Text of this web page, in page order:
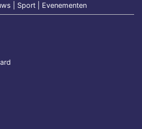
| Sport | Evenementen